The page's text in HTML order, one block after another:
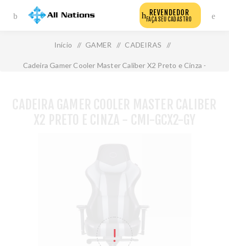
REVENDEDOR
FAÇA SEU CADASTRO
Início / GAMER / CADEIRAS /
Cadeira Gamer Cooler Master Caliber X2 Preto e Cinza -